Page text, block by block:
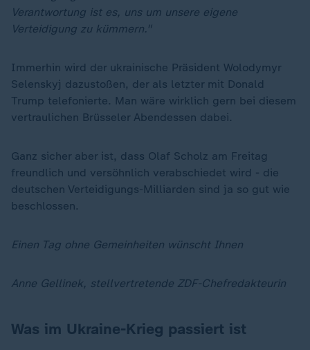
Verantwortung ist es, uns um unsere eigene
Verteidigung zu kümmern."
Immerhin wird der ukrainische Präsident Wolodymyr
Selenskyj dazustoßen, der als letzter mit Donald
Trump telefonierte. Man wäre wirklich gern bei diesem
vertraulichen Brüsseler Abendessen dabei.
Ganz sicher aber ist, dass Olaf Scholz am Freitag
freundlich und versöhnlich verabschiedet wird - die
deutschen Verteidigungs-Milliarden sind ja so gut wie
beschlossen.
Einen Tag ohne Gemeinheiten wünscht Ihnen
Anne Gellinek, stellvertretende ZDF-Chefredakteurin
Was im Ukraine-Krieg passiert ist